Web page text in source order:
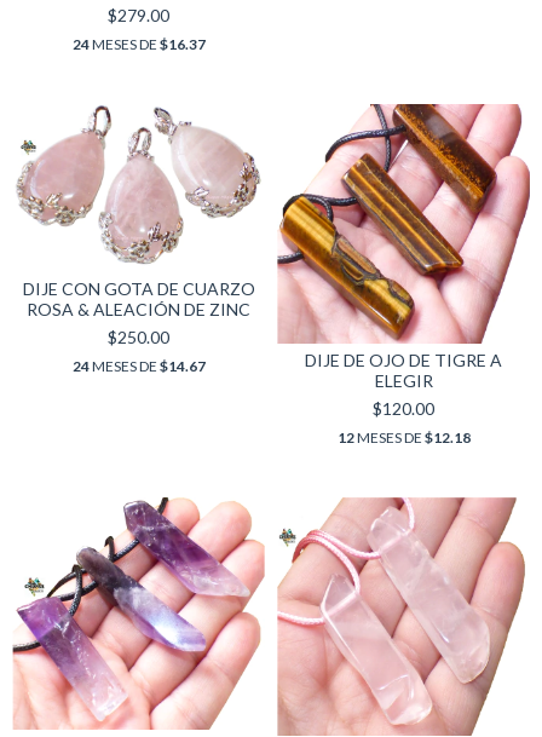
$279.00
24MESES DE $16.37
DIJE CON GOTA DE CUARZO
ROSA & ALEACIÓN DE ZINC
$250.00
24MESES DE $14.67
DIJE DE OJO DE TIGRE A
ELEGIR
$120.00
12MESES DE $12.18